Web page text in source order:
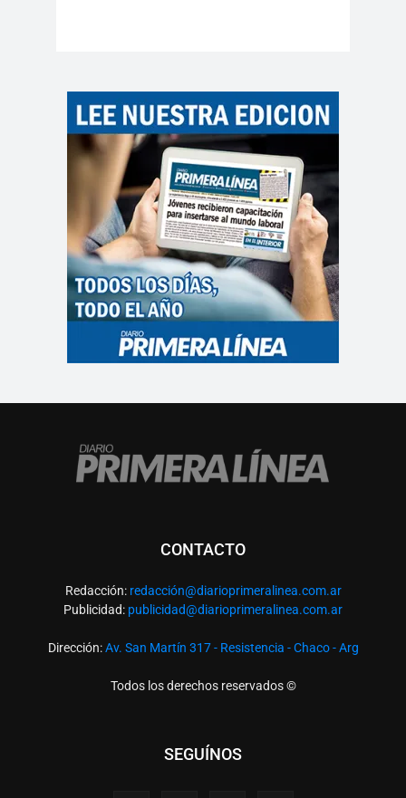
CONTACTO
Redacción: redacción@diarioprimeralinea.com.ar
Publicidad: publicidad@diarioprimeralinea.com.ar
Dirección:Av. San Martín 317 - Resistencia - Chaco - Arg
Todos los derechos reservados ©
SEGUÍNOS